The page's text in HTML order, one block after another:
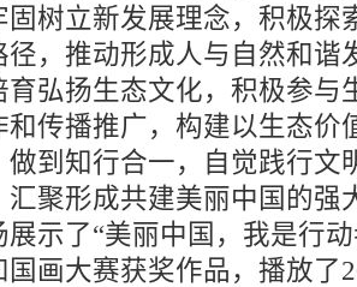
固树立新发展理念，积极探
径，推动形成人与自然和谐
育弘扬生态文化，积极参与
和传播推广，构建以生态价
做到知行合一，自觉践行文
汇聚形成共建美丽中国的强
了“美丽中国，我是行动
国画大赛获奖作品，播放了